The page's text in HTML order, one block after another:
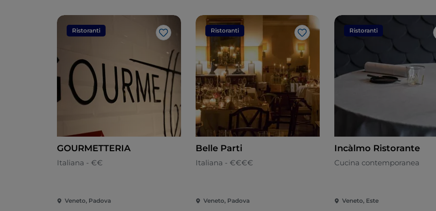
Ristoranti
Like
GOURMETTERIA
Italiana - €€
Veneto, Padova
Ristoranti
Like
Belle Parti
Italiana - €€€€
Veneto, Padova
Ristoranti
Incàlmo Ristorante
Cucina contemporanea
Veneto, Este